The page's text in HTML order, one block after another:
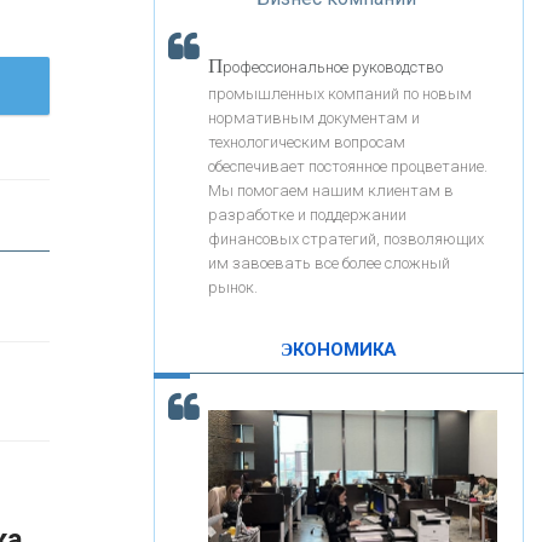
«РОСЕВРОБАНК»
«ПРЕСС-СЛУЖБА ВТБ24»
«АВТОГРАДБАНК»
КОНТАКТЫ
«Интервью»
Скорость - один из главных трендов в
кредитовании бизнеса - «Интервью»
Профессиональное руководство
промышленных компаний по новым
нормативным документам и
технологическим вопросам
обеспечивает постоянное процветание.
Мы помогаем нашим клиентам в
разработке и поддержании
финансовых стратегий, позволяющих
им завоевать все более сложный
рынок.
ЭКОНОМИКА